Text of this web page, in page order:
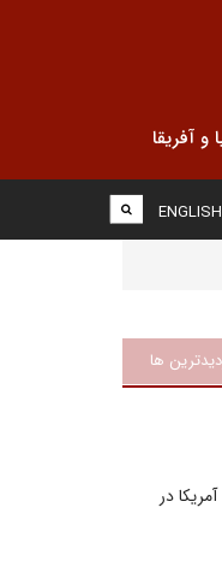
و آفریقا
ENGLISH
ها
در